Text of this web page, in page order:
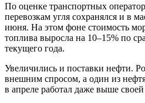
По оценке транспортных
перевозкам угля сохранялся и в
июня. На этом фоне стоимость
топлива выросла на 10–15% по
текущего года.
Увеличились и поставки нефти.
внешним спросом, а один из
в апреле работал даже выше